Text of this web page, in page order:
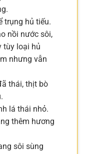
trụng hủ tiếu.
nồi nước sôi,
tùy loại hủ
nhưng vẫn
thái, thịt bò
lá thái nhỏ.
thêm hương
sôi sùng